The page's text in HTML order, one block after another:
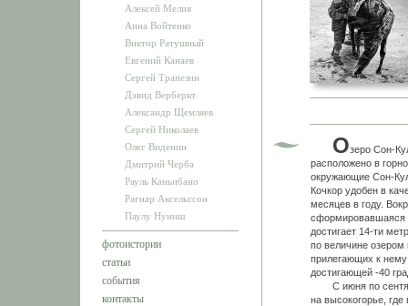
Алексей Мелия
Анна Войтенко
Виктор Ратушный
Евгений Канаев
Сергей Трапезин
Дэвид Верберкт
Александр Щемляев
Сергей Николаев
Олег Виденин
Дмитрий Черба
Рауль Каньибано
Рагнар Аксельссон
Паулу Нуниш
фотоистории
статьи
события
контакты
Озеро Сон-
расположено в
окружающие Сон-
Кочкор удобен в
месяцев в году.
сформировавшаяся
достигает 14-ти
по величине озером
прилегающих к
достигающей -40
С июня по
на высокогорье,